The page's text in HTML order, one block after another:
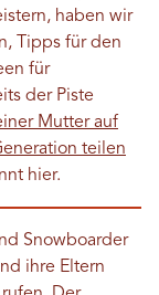
haben wir
Tipps für den
für
der Piste
Mutter auf
teilen
hier.
Snowboarder
ihre Eltern